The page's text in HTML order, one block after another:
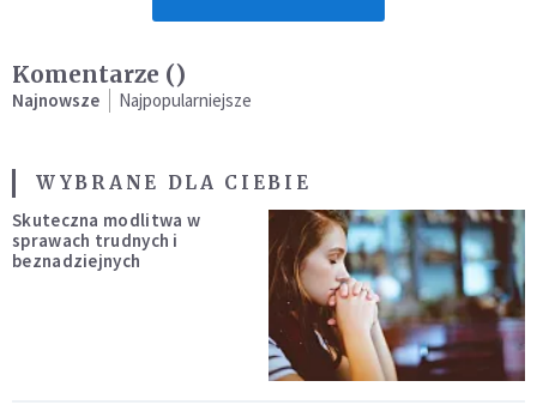
Komentarze ()
Najnowsze Najpopularniejsze
WYBRANE DLA CIEBIE
Skuteczna modlitwa w
sprawach trudnych i
beznadziejnych